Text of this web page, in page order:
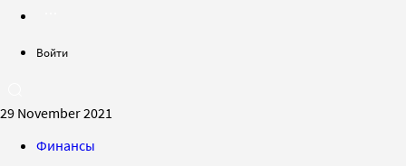
Войти
29 November 2021
Финансы